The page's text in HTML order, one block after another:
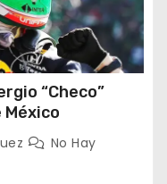
“Checo”
México
No Hay